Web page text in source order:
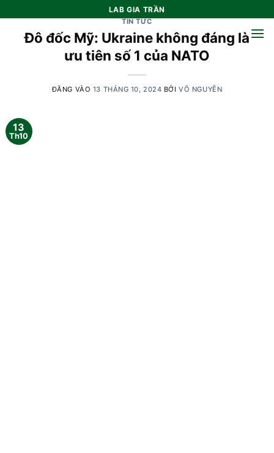
qua
LAB GIA TRẦN
TIN TỨC
Đô đốc Mỹ: Ukraine không đáng là
ưu tiên số 1 của NATO
ĐĂNG VÀO 13 THÁNG 10, 2024 BỞIVÕ NGUYỄN
13
Th10